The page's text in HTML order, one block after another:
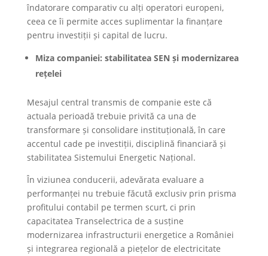
îndatorare comparativ cu alți operatori europeni,
ceea ce îi permite acces suplimentar la finanțare
pentru investiții și capital de lucru.
Miza companiei: stabilitatea SEN și modernizarea
rețelei
Mesajul central transmis de companie este că
actuala perioadă trebuie privită ca una de
transformare și consolidare instituțională, în care
accentul cade pe investiții, disciplină financiară și
stabilitatea Sistemului Energetic Național.
În viziunea conducerii, adevărata evaluare a
performanței nu trebuie făcută exclusiv prin prisma
profitului contabil pe termen scurt, ci prin
capacitatea Transelectrica de a susține
modernizarea infrastructurii energetice a României
și integrarea regională a piețelor de electricitate